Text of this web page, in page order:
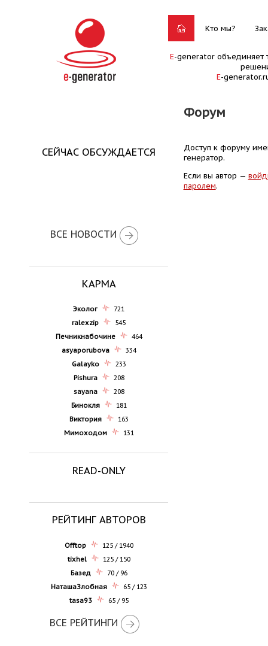
Кто мы?
E-generator объединяет
E-
Форум
СЕЙЧАС ОБСУЖДАЕТСЯ
ВСЕ НОВОСТИ
КАРМА
Эколог
721
ralexzip
545
Печникнабочине
464
asyaporubova
334
Galayko
233
Pishura
208
sayana
208
Бинокля
181
Виктория
163
Мимоходом
131
READ-ONLY
РЕЙТИНГ АВТОРОВ
Offtop
125 / 1940
tixhel
125 / 150
Базед
70 / 96
НаташаЗлобная
65 / 123
tasa93
65 / 95
ВСЕ РЕЙТИНГИ
Доступ к форуму
генератор.
Если вы автор —
паролем.